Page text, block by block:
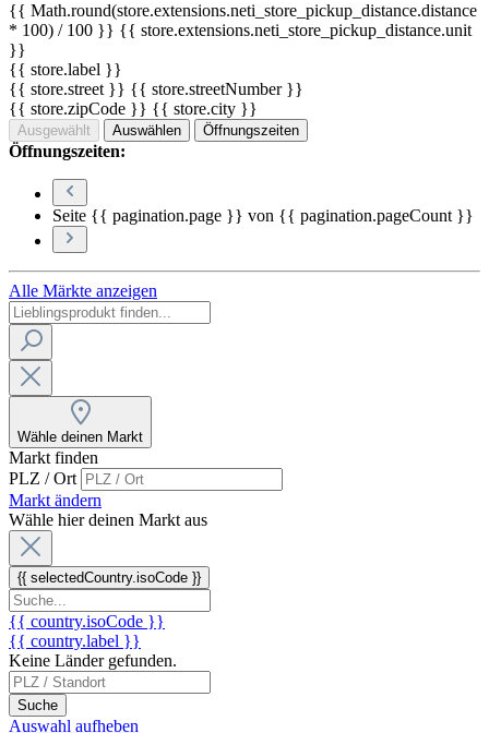
{{ Math.round(store.extensions.neti_store_pickup_distance.distance
* 100) / 100 }} {{ store.extensions.neti_store_pickup_distance.unit
}}
{{ store.label }}
{{ store.street }} {{ store.streetNumber }}
{{ store.zipCode }} {{ store.city }}
Ausgewählt Auswählen Öffnungszeiten
Öffnungszeiten:
Seite {{ pagination.page }} von {{ pagination.pageCount }}
Alle Märkte anzeigen
Wähle deinen Markt
Markt finden
PLZ / Ort
Markt ändern
Wähle hier deinen Markt aus
{{ selectedCountry.isoCode }}
{{ country.isoCode }}
{{ country.label }}
Keine Länder gefunden.
Suche
Auswahl aufheben